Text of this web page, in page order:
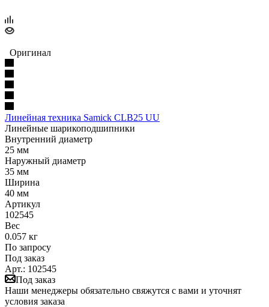
Оригинал
Линейная техника Samick CLB25 UU
Линейные шарикоподшипники
Внутренний диаметр
25 мм
Наружный диаметр
35 мм
Ширина
40 мм
Артикул
102545
Вес
0.057 кг
По запросу
Под заказ
Арт.: 102545
Под заказ
Наши менеджеры обязательно свяжутся с вами и уточнят
условия заказа